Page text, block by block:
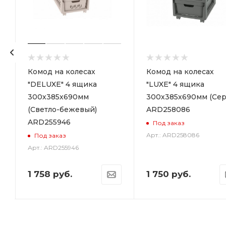
Комод на колесах
"DELUXE" 4 ящика
300х385х690мм
(Светло-бежевый)
ARD255946
Под заказ
Арт.: ARD255946
1 758 руб.
Комод на колесах
"LUXE" 4 ящика
300х385х690мм
ARD258086
Под заказ
Арт.: ARD258086
1 750 руб.